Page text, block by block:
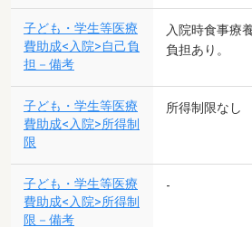
子ども・学生等医療
費助成<入院>自己負
担－備考
入院時食事療
負担あり。
子ども・学生等医療
費助成<入院>所得制
限
所得制限なし
子ども・学生等医療
費助成<入院>所得制
限－備考
-